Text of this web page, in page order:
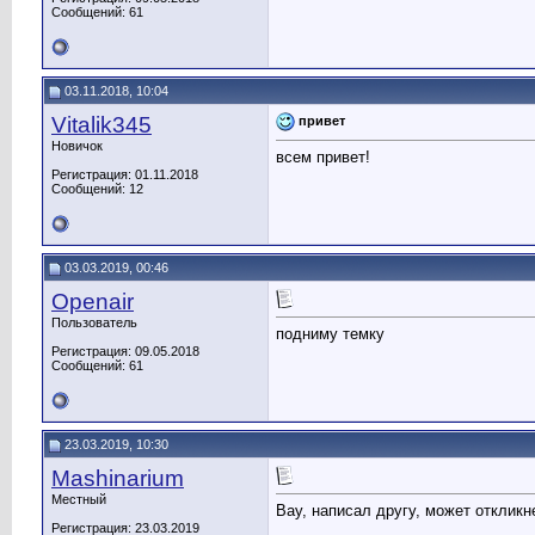
Сообщений: 61
03.11.2018, 10:04
Vitalik345
Новичок
Регистрация: 01.11.2018
Сообщений: 12
привет
всем привет!
03.03.2019, 00:46
Openair
Пользователь
Регистрация: 09.05.2018
Сообщений: 61
подниму темку
23.03.2019, 10:30
Mashinarium
Местный
Регистрация: 23.03.2019
Вау, написал другу, может